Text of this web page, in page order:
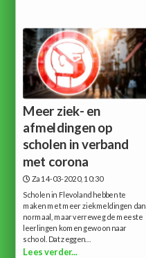
Meer ziek- en
afmeldingen op
scholen in verband
met corona
Za 14-03-2020, 10:30
Scholen in Flevoland hebben te
maken met meer ziekmeldingen dan
normaal, maar verreweg de meeste
leerlingen komen gewoon naar
school. Dat zeggen...
Lees verder...